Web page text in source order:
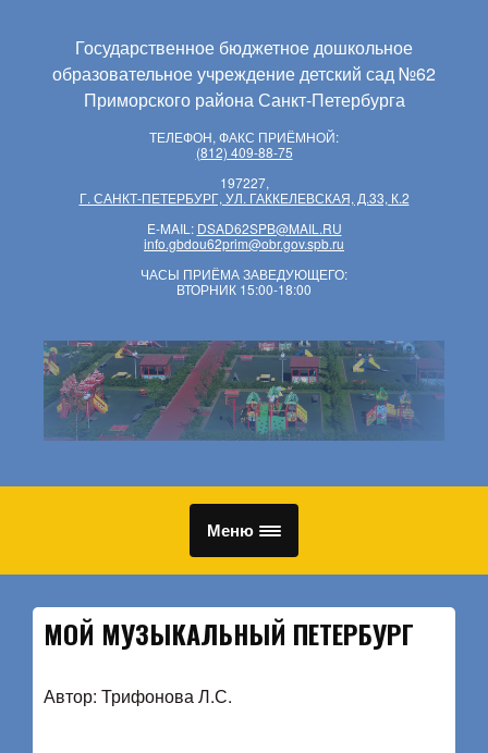
Государственное бюджетное дошкольное
образовательное учреждение детский сад №62
Приморского района Санкт-Петербурга
ТЕЛЕФОН, ФАКС ПРИЁМНОЙ:
(812) 409-88-75
197227,
Г. САНКТ-ПЕТЕРБУРГ, УЛ. ГАККЕЛЕВСКАЯ, Д.33, К.2
E-MAIL: DSAD62SPB@MAIL.RU
info.gbdou62prim@obr.gov.spb.ru
ЧАСЫ ПРИЁМА ЗАВЕДУЮЩЕГО:
ВТОРНИК 15:00-18:00
Меню
МОЙ МУЗЫКАЛЬНЫЙ ПЕТЕРБУРГ
Автор: Трифонова Л.С.